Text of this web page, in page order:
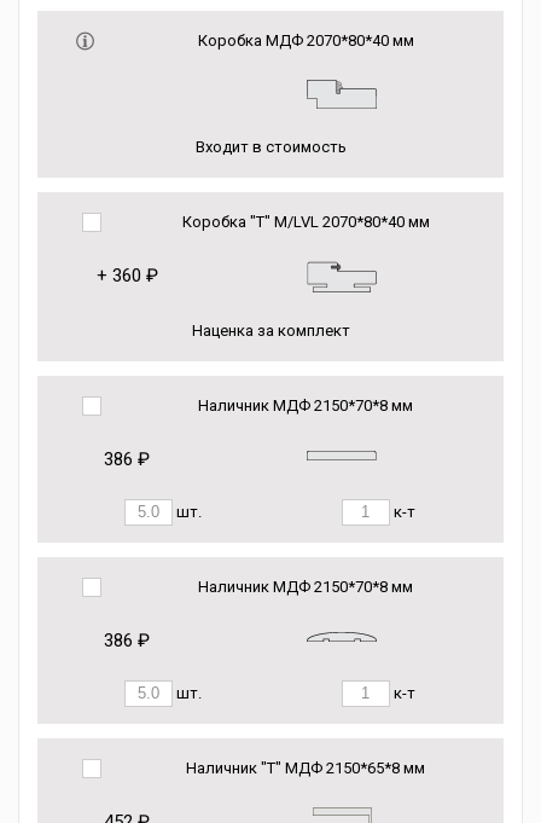
Коробка МДФ 2070*80*40 мм
Входит в стоимость
Коробка "Т" M/LVL 2070*80*40 мм
+ 360 ₽
Наценка за комплект
Наличник МДФ 2150*70*8 мм
386 ₽
шт. к-т
Наличник МДФ 2150*70*8 мм
386 ₽
шт. к-т
Наличник "Т" МДФ 2150*65*8 мм